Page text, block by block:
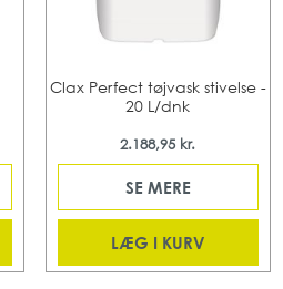
Clax Perfect tøjvask stivelse -
20 L/dnk
2.188,95 kr.
SE MERE
LÆG I KURV